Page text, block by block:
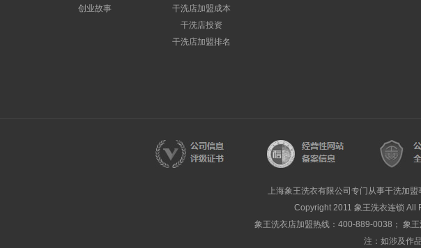
创业故事
干洗店加盟成本
干洗店投资
干洗店加盟排名
上海象王洗衣有限公司专门从事干洗加
Copyright 2011 象王洗衣连锁 All
象王洗衣店加盟热线：400-889-0038； 象
注：如涉及作